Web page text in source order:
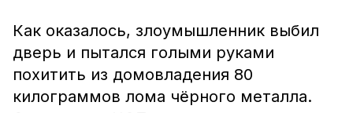
Как оказалось, злоумышленник выбил
дверь и пытался голыми руками
похитить из домовладения 80
килограммов лома чёрного металла.